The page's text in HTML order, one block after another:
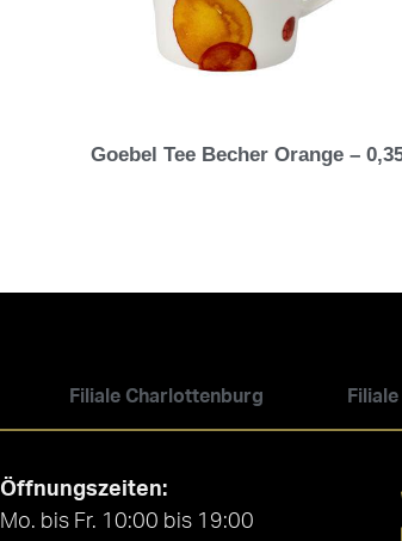
Goebel Tee Becher Orange –
Filiale Charlottenburg
Öffnungszeiten:
Mo. bis Fr. 10:00 bis 19:00